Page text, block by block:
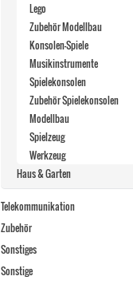
Lego
Zubehör Modellbau
Konsolen-Spiele
Musikinstrumente
Spielekonsolen
Zubehör Spielekonsolen
Modellbau
Spielzeug
Werkzeug
Haus & Garten
Telekommunikation
Zubehör
Sonstiges
Sonstige